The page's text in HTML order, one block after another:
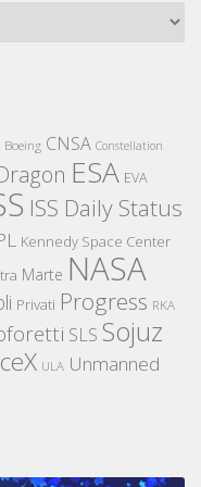
Boeing CNSA Constellation
ESA EVA
ISS Daily Status
Kennedy Space Center
Marte NASA
Privati Progress RKA
SLS Sojuz
ULA Unmanned